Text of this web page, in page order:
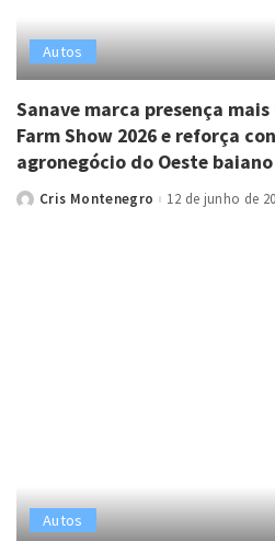
Autos
Sanave marca presença
Farm Show 2026 e reforça
agronegócio do Oeste baiano
PostedCris Montenegro 12 de junho de
Autos